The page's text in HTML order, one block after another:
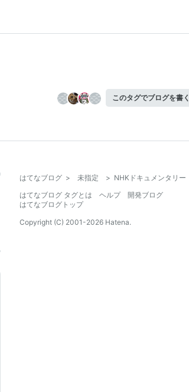
このタグでブログを書く
はてなブログ > 未指定 > NHKドキュメンタリー
はてなブログ タグとは
ヘルプ
開発ブログ
はてなブログトップ
Copyright (C) 2001-2026 Hatena.